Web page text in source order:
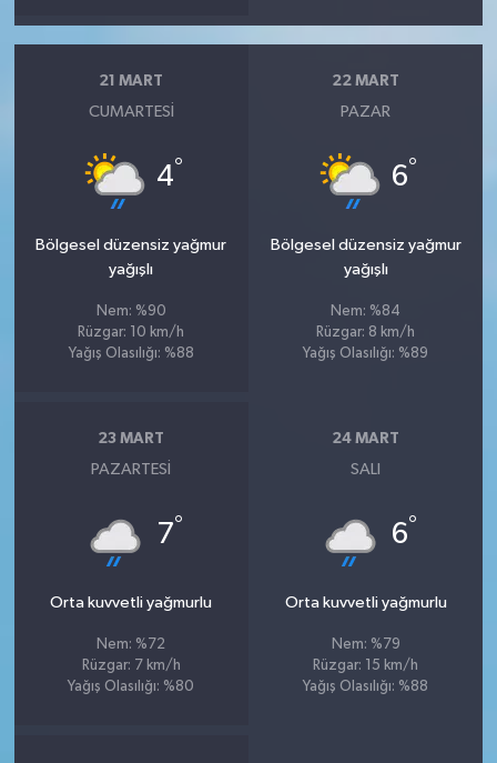
21 MART
CUMARTESI
4°
Bölgesel düzensiz yağmur
yağışlı
Nem: %90
Rüzgar: 10 km/h
Yağış Olasılığı: %88
22 MART
PAZAR
6°
Bölgesel düzensiz yağmur
yağışlı
Nem: %84
Rüzgar: 8 km/h
Yağış Olasılığı: %89
23 MART
PAZARTESI
7°
Orta kuvvetli yağmurlu
Nem: %72
Rüzgar: 7 km/h
Yağış Olasılığı: %80
24 MART
SALI
6°
Orta kuvvetli yağmurlu
Nem: %79
Rüzgar: 15 km/h
Yağış Olasılığı: %88